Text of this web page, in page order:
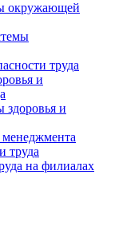
окружающей
труда
и
здоровья и
труда
на филиалах